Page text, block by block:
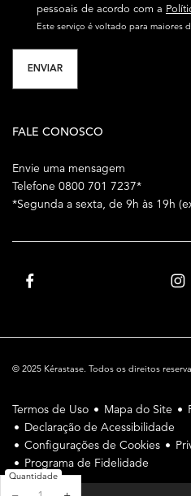
Quantidade
pessoais de acordo com a
Este serviço é voltado para maiores
ENVIAR
FALE CONOSCO
Envie uma mensagem
Telefone 0800 701 7237*
*Segunda a sexta, de 9h às 19h
© 2025 Kérastase. Todos os direitos
Termos de Uso Mapa do Site
Declaração de Acessibilidade
Configurações de Cookies
Programa de Fidelidade